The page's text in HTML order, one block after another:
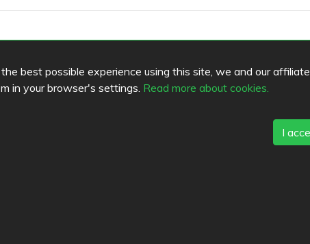
best possible experience using this site, we and our
in your browser's settings. Read more about cookies.
I
,00980 Helsingfors-Route